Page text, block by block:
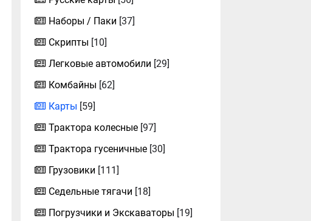
Наборы / Паки [37]
Скрипты [10]
Легковые автомобили [29]
Комбайны [62]
Карты [59]
Трактора колесные [97]
Трактора гусеничные [30]
Грузовики [111]
Седельные тягачи [18]
Погрузчики и Экскаваторы [19]